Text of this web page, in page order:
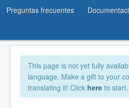
Preguntas frecuentes
This page is not yet fully
language. Make a gift to your
translating it! Click here to start.